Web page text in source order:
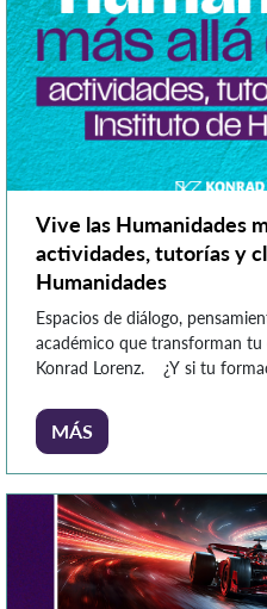
Vive las Humanidades
actividades, tutorías y
Humanidades
Espacios de diálogo,
académico que transforman tu
Konrad Lorenz. ¿Y si tu
distintos lugares? En el
que aprender también sucede
MÁS